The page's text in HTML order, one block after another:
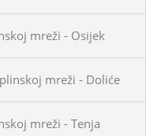
mreži - Osijek
mreži - Doliće
mreži - Tenja